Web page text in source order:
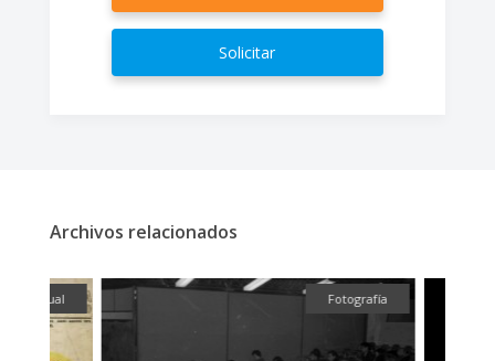
Solicitar
Archivos relacionados
Fotografía